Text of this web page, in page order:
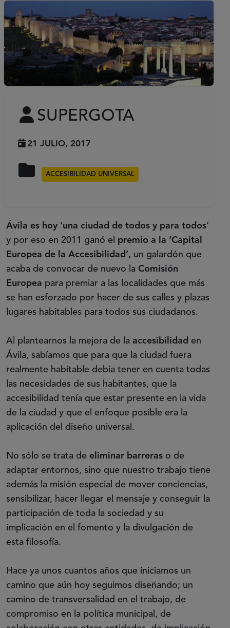
SUPERGOTA
21 JULIO, 2017
ACCESIBILIDAD UNIVERSAL
Ávila es hoy ‘una ciudad de todos y para todos’
y por eso en 2011 ganó el premio a la ‘Capital
Europea de la Accesibilidad’, un galardón que
acaba de convocar de nuevo la Comisión
Europea para premiar a las localidades que más
se han esforzado por hacer de sus calles y plazas
lugares habitables para todos sus ciudadanos.
Al plantearnos la mejora de la accesibilidad en
Ávila, sabíamos que para que la ciudad fuera
realmente habitable debía tener en cuenta todas
las necesidades de sus habitantes, que la
accesibilidad tenía que estar presente en la vida
de la ciudad y que el enfoque posible era la
aplicación del diseño universal.
No sólo se trata de eliminar barreras o de
adaptar entornos, sino que nuestro trabajo tiene
además la misión especial de mover conciencias,
sensibilizar, hacer llegar el mensaje y conseguir la
participación de toda la sociedad y su
implicación en el fomento y la divulgación de
esta filosofía.
Hace ya unos cuantos años que iniciamos un
camino que aún hoy seguimos diseñando; un
camino de transversalidad en el trabajo, de
compromiso en la política municipal, de